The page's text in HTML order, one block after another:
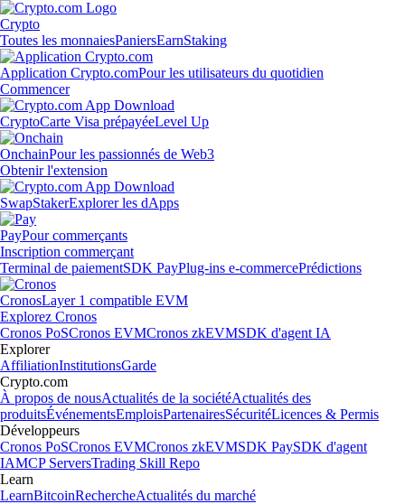
Crypto
Toutes les monnaiesPaniersEarnStaking
Application Crypto.comPour les utilisateurs du quotidien
Commencer
CryptoCarte Visa prépayéeLevel Up
OnchainPour les passionnés de Web3
Obtenir l'extension
SwapStakerExplorer les dApps
PayPour commerçants
Inscription commerçant
Terminal de paiementSDK PayPlug-ins e-commercePrédictions
CronosLayer 1 compatible EVM
Explorez Cronos
Cronos PoSCronos EVMCronos zkEVMSDK d'agent IA
Explorer
AffiliationInstitutionsGarde
Crypto.com
À propos de nousActualités de la sociétéActualités des
produitsÉvénementsEmploisPartenairesSécuritéLicences & Permis
Développeurs
Cronos PoSCronos EVMCronos zkEVMSDK PaySDK d'agent
IAMCP ServersTrading Skill Repo
Learn
LearnBitcoinRechercheActualités du marché